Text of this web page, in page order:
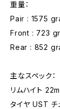
重量：
Pair : 1575
Front : 723
Rear : 852
主なスペック：
リムハイト
タイヤ UST チ